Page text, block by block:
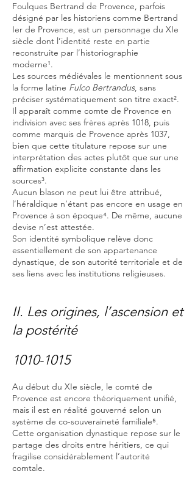
Foulques Bertrand de Provence, parfois
désigné par les historiens comme Bertrand
Ier de Provence, est un personnage du XIe
siècle dont l’identité reste en partie
reconstruite par l’historiographie
moderne¹.
Les sources médiévales le mentionnent sous
la forme latine Fulco Bertrandus, sans
préciser systématiquement son titre exact².
Il apparaît comme comte de Provence en
indivision avec ses frères après 1018, puis
comme marquis de Provence après 1037,
bien que cette titulature repose sur une
interprétation des actes plutôt que sur une
affirmation explicite constante dans les
sources³.
Aucun blason ne peut lui être attribué,
l’héraldique n’étant pas encore en usage en
Provence à son époque⁴. De même, aucune
devise n’est attestée.
Son identité symbolique relève donc
essentiellement de son appartenance
dynastique, de son autorité territoriale et de
ses liens avec les institutions religieuses.
II. Les origines, l’ascension et
la postérité
1010-1015
Au début du XIe siècle, le comté de
Provence est encore théoriquement unifié,
mais il est en réalité gouverné selon un
système de co-souveraineté familiale⁵.
Cette organisation dynastique repose sur le
partage des droits entre héritiers, ce qui
fragilise considérablement l’autorité
comtale.